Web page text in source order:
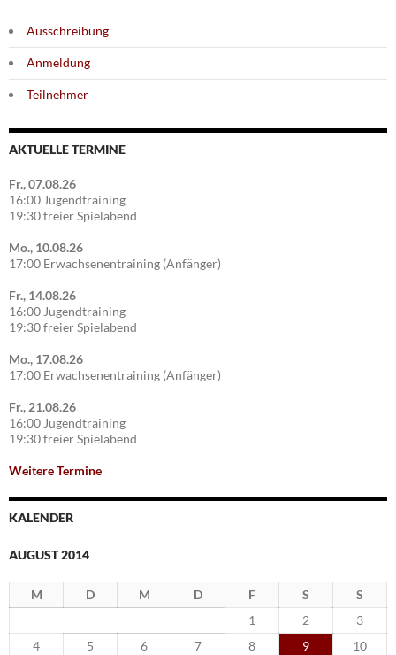
Ausschreibung
Anmeldung
Teilnehmer
AKTUELLE TERMINE
Fr., 07.08.26
16:00 Jugendtraining
19:30 freier Spielabend
Mo., 10.08.26
17:00 Erwachsenentraining (Anfänger)
Fr., 14.08.26
16:00 Jugendtraining
19:30 freier Spielabend
Mo., 17.08.26
17:00 Erwachsenentraining (Anfänger)
Fr., 21.08.26
16:00 Jugendtraining
19:30 freier Spielabend
Weitere Termine
KALENDER
AUGUST 2014
M D M D F S
S
1
2
3
4
5 6 7 8 9
10